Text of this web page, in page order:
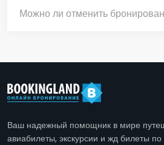
Можно ли отменить
Ваш надежный помощник в мире
авиабилеты, экскурсии и жд билеты